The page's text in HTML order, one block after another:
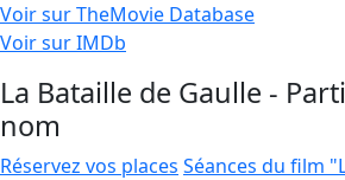
Voir sur TheMovie Database
Voir sur IMDb
La Bataille de Gaulle -
nom
Réservez vos places Séances du film